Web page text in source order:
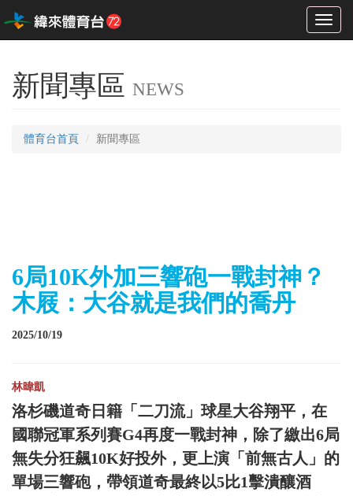
Toggle
新聞專區 NEWS
體育台首頁 新聞專區
6局10K外加三響砲一戰封神？
木屐：大谷就是我們的喬丹
2025/10/19
林暐凱
洛杉磯道奇日籍「二刀流」球星大谷翔平，在
國聯冠軍系列賽G4再度一戰封神，除了繳出6局
無失分狂飆10K好投外，更上演「前無古人」的
單場三響砲，帶領道奇最終以5比1擊潰釀酒